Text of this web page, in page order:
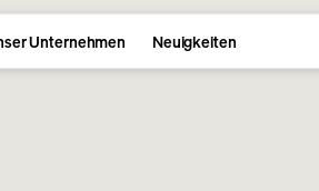
Unternehmen Neuigkeiten